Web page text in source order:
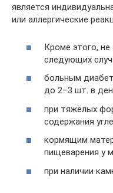
является
или аллергические
Кроме этого,
следующих
больным
до 2–3 шт. в
при тяжёлых
содержания
кормящим
пищеварения у
при наличии